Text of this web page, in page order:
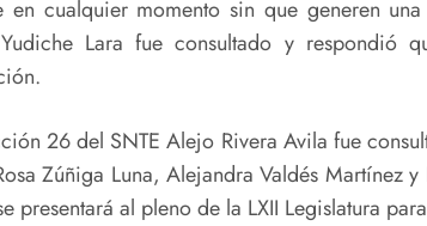
cualquier momento sin que generen
Lara fue consultado y respondió
26 del SNTE Alejo Rivera Avila fue
Zúñiga Luna, Alejandra Valdés Martínez
presentará al pleno de la LXII Legislatura